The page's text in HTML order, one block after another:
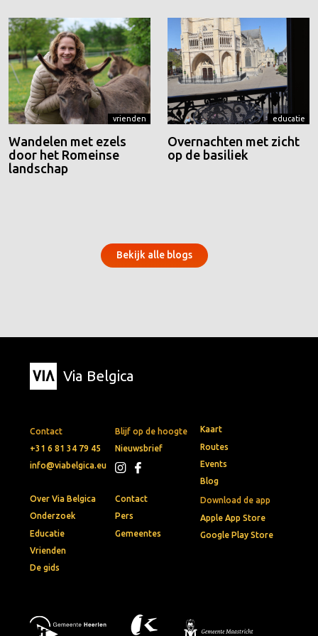
vrienden
Wandelen met ezels
door het Romeinse
landschap
educatie
Overnachten met zicht
op de basiliek
Bekijk alle blogs
Via Belgica
Contact
+31 6 81 34 79 45
info@viabelgica.eu
Blijf op de hoogte
Nieuwsbrief
Download de app
Apple App Store
Google Play Store
Kaart
Routes
Events
Blog
Over Via Belgica
Onderzoek
Educatie
Vrienden
De gids
Contact
Pers
Gemeentes